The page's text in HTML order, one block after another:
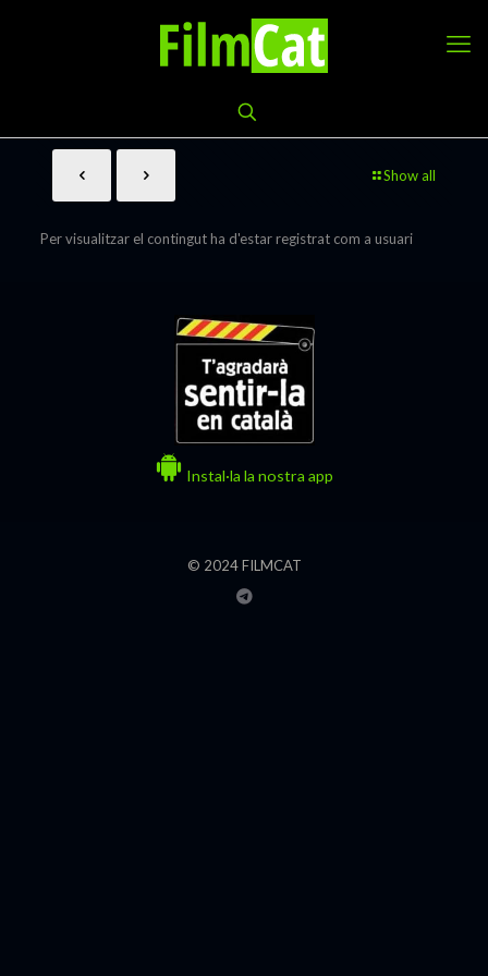
Show all
Per visualitzar el contingut ha d'estar registrat com a usuari
Instal·la la nostra app
© 2024 FILMCAT